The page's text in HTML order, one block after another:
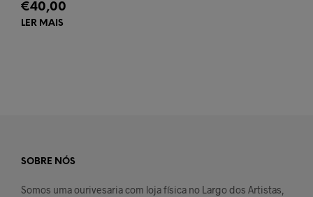
€40,00
LER MAIS
SOBRE NÓS
Somos uma ourivesaria com loja física no Largo dos Artistas,